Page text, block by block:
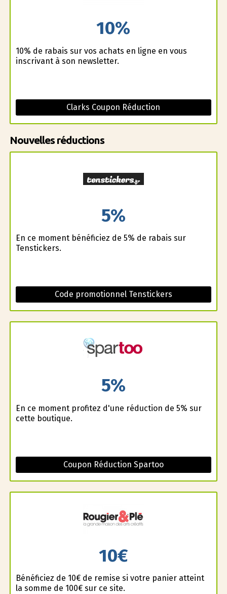
10%
10% de rabais sur vos achats en ligne en vous
inscrivant à son newsletter.
Clarks Coupon Réduction
Nouvelles réductions
5%
En ce moment bénéficiez de 5% de rabais sur
Tenstickers.
Code promotionnel Tenstickers
5%
En ce moment profitez d'une réduction de 5% sur
cette boutique.
Coupon Réduction Spartoo
10€
Bénéficiez de 10€ de remise si votre panier atteint
la somme de 100€ sur ce site.